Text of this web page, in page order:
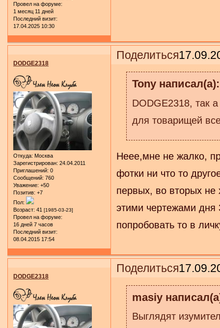
Провел на форуме:
1 месяц 11 дней
Последний визит:
17.04.2025 10:30
Поделиться
DODGE2318
Откуда: Москва
Зарегистрирован: 24.04.2011
Приглашений: 0
Сообщений: 760
Уважение: +50
Позитив: +7
Пол:
Возраст: 41 [1985-03-23]
Провел на форуме:
16 дней 7 часов
Последний визит:
08.04.2015 17:54
Tony написал(а):
DODGE2318, так
для товарищей
Неее,мне не жалко,
фотки ни что то
первых, во вторых не
этими чертежами дня
попробовать то в
Поделиться
DODGE2318
masiy
Выглядят